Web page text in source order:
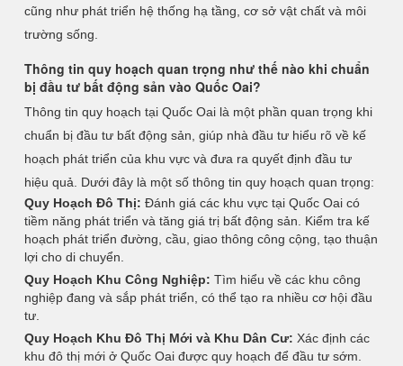
cũng như phát triển hệ thống hạ tầng, cơ sở vật chất và môi
trường sống.
Thông tin quy hoạch quan trọng như thế nào khi chuẩn
bị đầu tư bất động sản vào Quốc Oai?
Thông tin quy hoạch tại Quốc Oai là một phần quan trọng khi
chuẩn bị đầu tư bất động sản, giúp nhà đầu tư hiểu rõ về kế
hoạch phát triển của khu vực và đưa ra quyết định đầu tư
hiệu quả. Dưới đây là một số thông tin quy hoạch quan trọng:
Quy Hoạch Đô Thị: Đánh giá các khu vực tại Quốc Oai có
tiềm năng phát triển và tăng giá trị bất động sản. Kiểm tra kế
hoạch phát triển đường, cầu, giao thông công cộng, tạo thuận
lợi cho di chuyển.
Quy Hoạch Khu Công Nghiệp: Tìm hiểu về các khu công
nghiệp đang và sắp phát triển, có thể tạo ra nhiều cơ hội đầu
tư.
Quy Hoạch Khu Đô Thị Mới và Khu Dân Cư: Xác định các
khu đô thị mới ở Quốc Oai được quy hoạch để đầu tư sớm.